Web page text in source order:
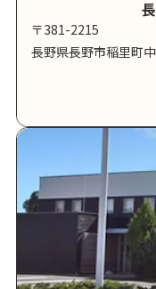
〒381-2215
長野県長野市稲里町